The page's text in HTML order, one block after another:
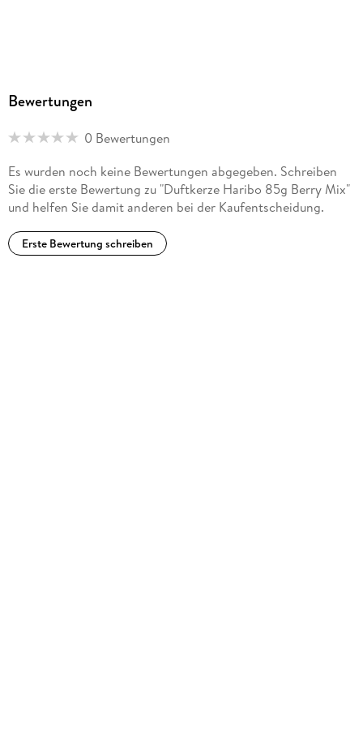
Bewertungen
0 Bewertungen
Es wurden noch keine Bewertungen abgegeben. Schreiben
Sie die erste Bewertung zu "Duftkerze Haribo 85g Berry Mix"
und helfen Sie damit anderen bei der Kaufentscheidung.
Erste Bewertung schreiben